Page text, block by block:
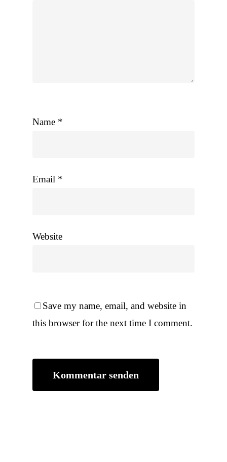
Name *
Email *
Website
Save my name, email, and website in
this browser for the next time I comment.